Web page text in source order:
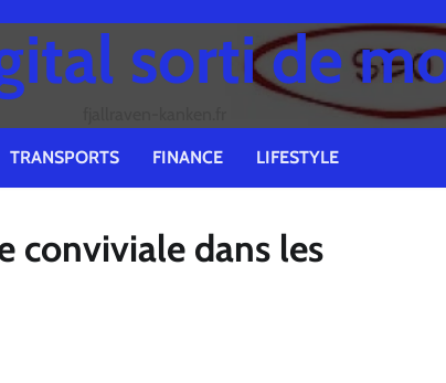
sorti de
TRANSPORTS FINANCE LIFESTYLE
conviviale dans les